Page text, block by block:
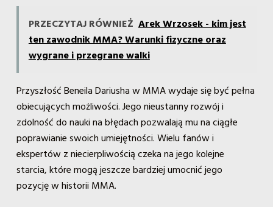
PRZECZYTAJ RÓWNIEŻ Arek Wrzosek - kim jest
ten zawodnik MMA? Warunki fizyczne oraz
wygrane i przegrane walki
Przyszłość Beneila Dariusha w MMA wydaje się być pełna
obiecujących możliwości. Jego nieustanny rozwój i
zdolność do nauki na błędach pozwalają mu na ciągłe
poprawianie swoich umiejętności. Wielu fanów i
ekspertów z niecierpliwością czeka na jego kolejne
starcia, które mogą jeszcze bardziej umocnić jego
pozycję w historii MMA.